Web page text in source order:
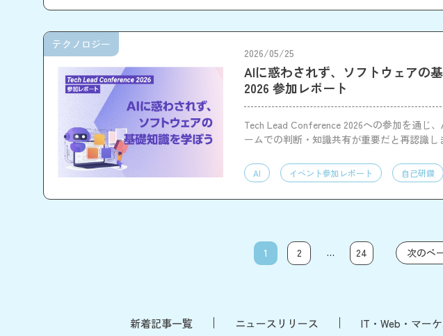
2026/05/25
AIに惑わされず、ソフトウェアの
2026 参加レポート
Tech Lead Conference 2026への参加を通じ
ームでの判断・知識共有が重要だと再認識し
AI イベント参加レポート 自己研鑽
テクノロジー
1 2 … 24 次のペ
新着記事一覧 ニュースリリース IT・Web・マー